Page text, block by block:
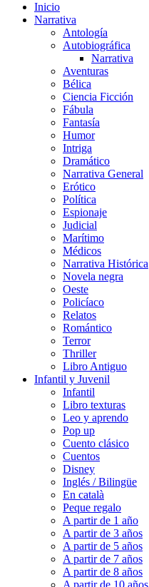
Inicio
Narrativa
Antología
Autobiográfica
Narrativa
Aventuras
Bélica
Ciencia Ficción
Fábula
Fantasía
Humor
Intriga
Dramático
Narrativa General
Erótico
Política
Espionaje
Judicial
Marítimo
Médicos
Narrativa Histórica
Novela negra
Oeste
Policíaco
Relatos
Romántico
Terror
Thriller
Libro Antiguo
Infantil y Juvenil
Infantil
Libro texturas
Leo y aprendo
Pop up
Cuento clásico
Cuentos
Disney
Inglés / Bilingüe
En català
Peque regalo
A partir de 1 año
A partir de 3 años
A partir de 5 años
A partir de 7 años
A partir de 8 años
A partir de 10 años